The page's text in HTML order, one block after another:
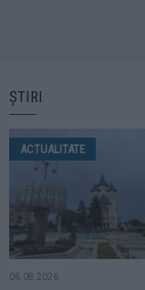
ȘTIRI
ACTUALITATE
06.08.2026